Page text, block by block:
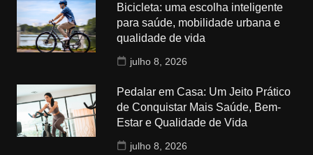
Bicicleta: uma escolha inteligente
para saúde, mobilidade urbana e
qualidade de vida
julho 8, 2026
Pedalar em Casa: Um Jeito Prático
de Conquistar Mais Saúde, Bem-
Estar e Qualidade de Vida
julho 8, 2026